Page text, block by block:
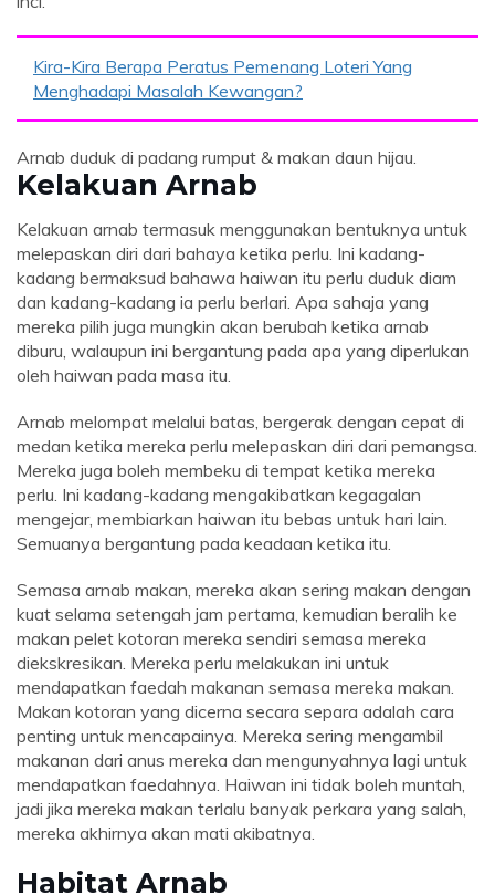
Kira-Kira Berapa Peratus Pemenang Loteri Yang
Menghadapi Masalah Kewangan?
Arnab duduk di padang rumput & makan daun hijau.
Kelakuan Arnab
Kelakuan arnab termasuk menggunakan bentuknya untuk
melepaskan diri dari bahaya ketika perlu. Ini kadang-
kadang bermaksud bahawa haiwan itu perlu duduk diam
dan kadang-kadang ia perlu berlari. Apa sahaja yang
mereka pilih juga mungkin akan berubah ketika arnab
diburu, walaupun ini bergantung pada apa yang diperlukan
oleh haiwan pada masa itu.
Arnab melompat melalui batas, bergerak dengan cepat di
medan ketika mereka perlu melepaskan diri dari pemangsa.
Mereka juga boleh membeku di tempat ketika mereka
perlu. Ini kadang-kadang mengakibatkan kegagalan
mengejar, membiarkan haiwan itu bebas untuk hari lain.
Semuanya bergantung pada keadaan ketika itu.
Semasa arnab makan, mereka akan sering makan dengan
kuat selama setengah jam pertama, kemudian beralih ke
makan pelet kotoran mereka sendiri semasa mereka
diekskresikan. Mereka perlu melakukan ini untuk
mendapatkan faedah makanan semasa mereka makan.
Makan kotoran yang dicerna secara separa adalah cara
penting untuk mencapainya. Mereka sering mengambil
makanan dari anus mereka dan mengunyahnya lagi untuk
mendapatkan faedahnya. Haiwan ini tidak boleh muntah,
jadi jika mereka makan terlalu banyak perkara yang salah,
mereka akhirnya akan mati akibatnya.
Habitat Arnab